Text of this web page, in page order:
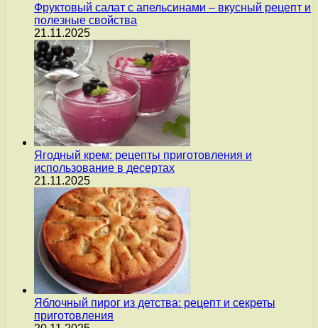
Фруктовый салат с апельсинами – вкусный рецепт и
полезные свойства
21.11.2025
Ягодный крем: рецепты приготовления и
использование в десертах
21.11.2025
Яблочный пирог из детства: рецепт и секреты
приготовления